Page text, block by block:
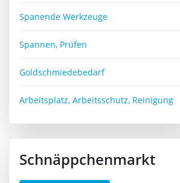
Spanende Werkzeuge
Spannen, Prüfen
Goldschmiedebedarf
Arbeitsplatz, Arbeitsschutz, Reinigung
Schnäppchenmarkt